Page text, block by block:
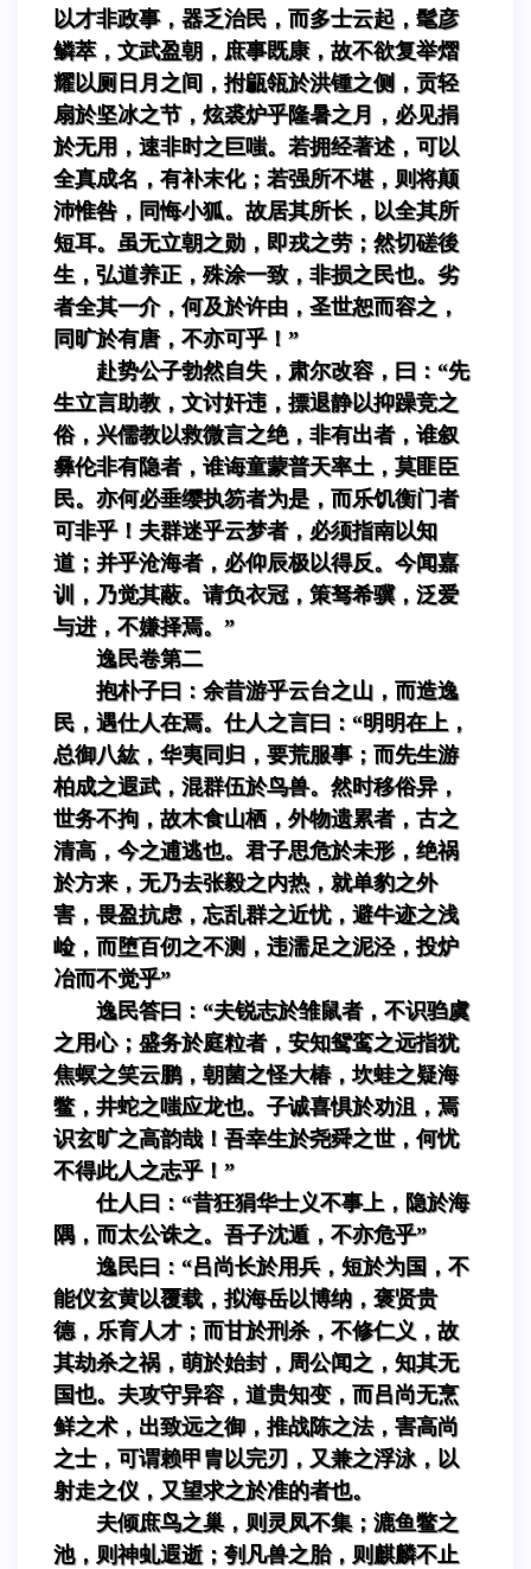
以才非政事，器乏治民，而多士云起，髦彦
鳞萃，文武盈朝，庶事既康，故不欲复举熠
耀以厕日月之间，拊甂瓴於洪锺之侧，贡轻
扇於坚冰之节，炫裘炉乎隆暑之月，必见捐
於无用，速非时之巨嗤。若拥经著述，可以
全真成名，有补末化；若强所不堪，则将颠
沛惟咎，同悔小狐。故居其所长，以全其所
短耳。虽无立朝之勋，即戎之劳；然切磋後
生，弘道养正，殊涂一致，非损之民也。劣
者全其一介，何及於许由，圣世恕而容之，
同旷於有唐，不亦可乎！”
赴势公子勃然自失，肃尔改容，曰：“先
生立言助教，文讨奸违，摽退静以抑躁竞之
俗，兴儒教以救微言之绝，非有出者，谁叙
彝伦非有隐者，谁诲童蒙普天率土，莫匪臣
民。亦何必垂缨执笏者为是，而乐饥衡门者
可非乎！夫群迷乎云梦者，必须指南以知
道；并乎沧海者，必仰辰极以得反。今闻嘉
训，乃觉其蔽。请负衣冠，策驽希骥，泛爱
与进，不嫌择焉。”
逸民卷第二
抱朴子曰：余昔游乎云台之山，而造逸
民，遇仕人在焉。仕人之言曰：“明明在上，
总御八紘，华夷同归，要荒服事；而先生游
柏成之遐武，混群伍於鸟兽。然时移俗异，
世务不拘，故木食山栖，外物遗累者，古之
清高，今之逋逃也。君子思危於未形，绝祸
於方来，无乃去张毅之内热，就单豹之外
害，畏盈抗虑，忘乱群之近忧，避牛迹之浅
崄，而堕百仞之不测，违濡足之泥泾，投炉
冶而不觉乎”
逸民答曰：“夫锐志於雏鼠者，不识驺虞
之用心；盛务於庭粒者，安知鸳鸾之远指犹
焦螟之笑云鹏，朝菌之怪大椿，坎蛙之疑海
鳖，井蛇之嗤应龙也。子诚喜惧於劝沮，焉
识玄旷之高韵哉！吾幸生於尧舜之世，何忧
不得此人之志乎！”
仕人曰：“昔狂狷华士义不事上，隐於海
隅，而太公诛之。吾子沈遁，不亦危乎”
逸民曰：“吕尚长於用兵，短於为国，不
能仪玄黄以覆载，拟海岳以博纳，褒贤贵
德，乐育人才；而甘於刑杀，不修仁义，故
其劫杀之祸，萌於始封，周公闻之，知其无
国也。夫攻守异容，道贵知变，而吕尚无烹
鲜之术，出致远之御，推战陈之法，害高尚
之士，可谓赖甲胄以完刃，又兼之浮泳，以
射走之仪，又望求之於准的者也。
夫倾庶鸟之巢，则灵凤不集；漉鱼鳖之
池，则神虬遐逝；刳凡兽之胎，则麒麟不止